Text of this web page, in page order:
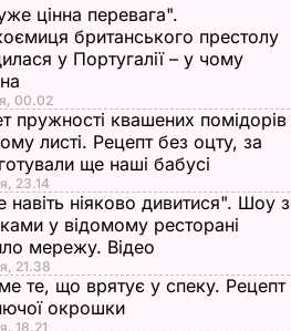
цінна перевага".
британського престолу
у Португалії – у чому
00.02
пружності квашених помідорів
листі. Рецепт без оцту, за
ще наші бабусі
23.14
навіть ніяково дивитися". Шоу з
у відомому ресторані
мережу. Відео
21.38
те, що врятує у спеку. Рецепт
окрошки
18.21